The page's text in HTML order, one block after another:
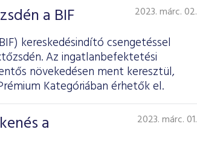
a BIF 2023. márc. 02.
kereskedésindító csengetéssel
Az ingatlanbefektetési
növekedésen ment keresztül,
Kategóriában érhetők el.
a
2023. márc. 01.